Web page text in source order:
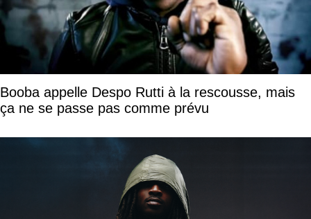
Booba appelle Despo Rutti à la rescousse, mais
ça ne se passe pas comme prévu